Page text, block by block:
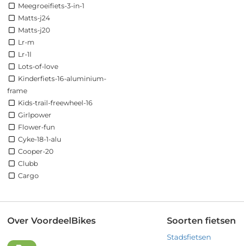
Meegroeifiets-3-in-1
Matts-j24
Matts-j20
Lr-m
Lr-1l
Lots-of-love
Kinderfiets-16-aluminium-
frame
Kids-trail-freewheel-16
Girlpower
Flower-fun
Cyke-18-1-alu
Cooper-20
Clubb
Cargo
Over VoordeelBikes Soorten fietsen
Stadsfietsen